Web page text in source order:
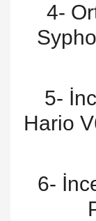
4-
5-
Hario
6-